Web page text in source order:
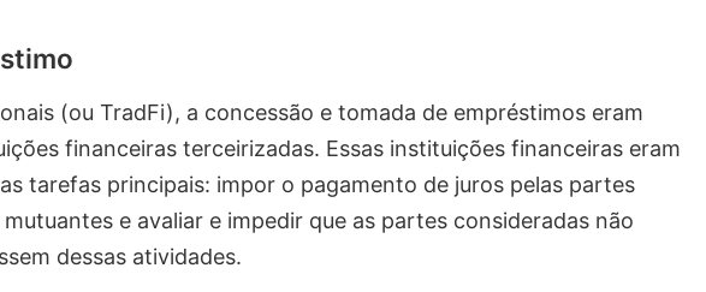
(ou TradFi), a concessão e tomada de empréstimos eram
financeiras terceirizadas. Essas instituições financeiras eram
tarefas principais: impor o pagamento de juros pelas partes
e avaliar e impedir que as partes consideradas não
dessas atividades.